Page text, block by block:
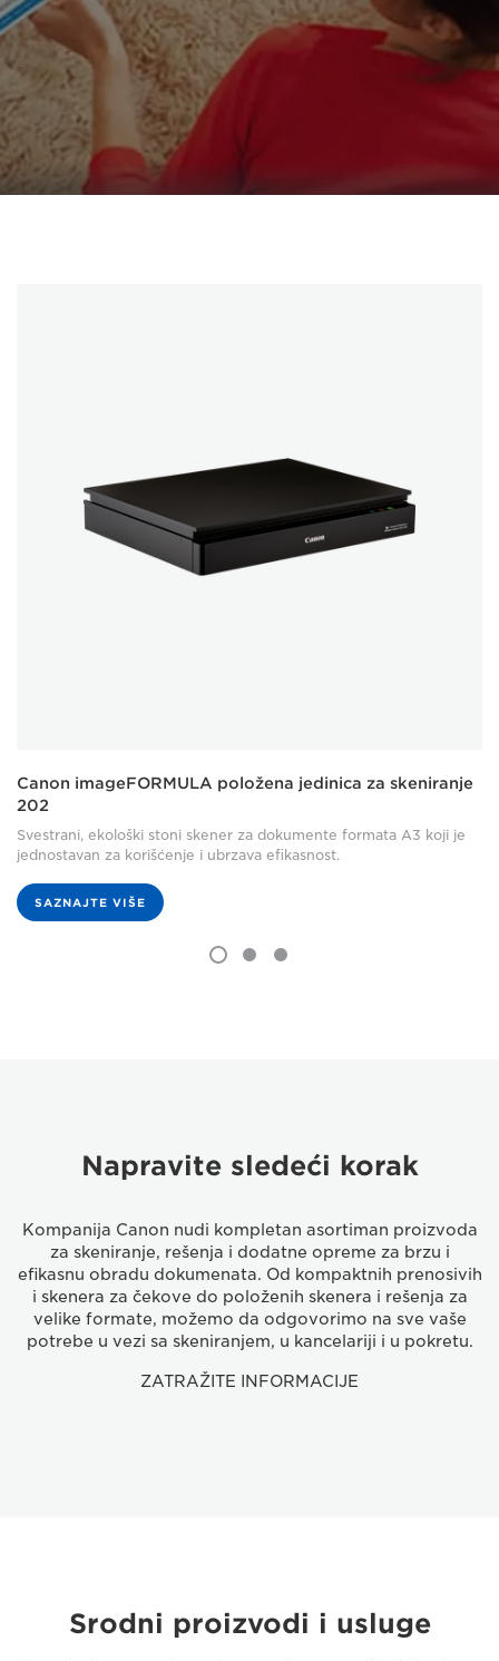
Canon imageFORMULA položena jedinica za skeniranje
202
Svestrani, ekološki stoni skener za dokumente formata A3 koji je
jednostavan za korišćenje i ubrzava efikasnost.
SAZNAJTE VIŠE
Napravite sledeći korak
Kompanija Canon nudi kompletan asortiman proizvoda
za skeniranje, rešenja i dodatne opreme za brzu i
efikasnu obradu dokumenata. Od kompaktnih prenosivih
i skenera za čekove do položenih skenera i rešenja za
velike formate, možemo da odgovorimo na sve vaše
potrebe u vezi sa skeniranjem, u kancelariji i u pokretu.
ZATRAŽITE INFORMACIJE
Srodni proizvodi i usluge